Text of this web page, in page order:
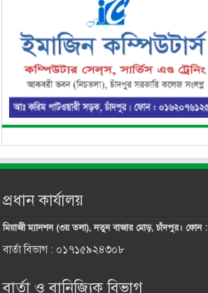
প্রধান কার্যালয়
মিয়াজী ম্যানশন (৩য় তলা), নতুন বাজার মোড়, চাঁদপুর। ফোন
বার্তা বিভাগ : ০১৭১৫৯২৪৩০৮
বার্তা ও বানিজ্যিক বিভাগ